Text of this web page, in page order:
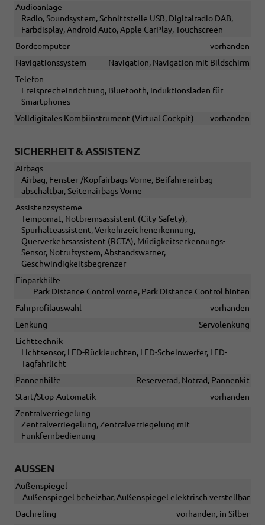
Audioanlage
Radio, Soundsystem, Schnittstelle USB, Digitalradio DAB,
Farbdisplay, Android Auto, Apple CarPlay, Touchscreen
Bordcomputer
vorhanden
Navigationssystem
Navigation, Navigation mit Bildschirm
Telefon
Freisprecheinrichtung, Bluetooth, Induktionsladen für
Smartphones
Volldigitales Kombiinstrument (Virtual Cockpit)
vorhanden
SICHERHEIT & ASSISTENZ
Airbags
Airbag, Fenster-/Kopfairbags Vorne, Beifahrerairbag
abschaltbar, Seitenairbags Vorne
Assistenzsysteme
Tempomat, Notbremsassistent (City-Safety),
Spurhalteassistent, Verkehrzeichenerkennung,
Querverkehrsassistent (RCTA), Müdigkeitserkennungs-
Sensor, Notrufsystem, Abstandswarner,
Geschwindigkeitsbegrenzer
Einparkhilfe
Park Distance Control vorne, Park Distance Control hinten
Fahrprofilauswahl
vorhanden
Lenkung
Servolenkung
Lichttechnik
Lichtsensor, LED-Rückleuchten, LED-Scheinwerfer, LED-
Tagfahrlicht
Pannenhilfe
Reserverad, Notrad, Pannenkit
Start/Stop-Automatik
vorhanden
Zentralverriegelung
Zentralverriegelung, Zentralverriegelung mit
Funkfernbedienung
AUSSEN
Außenspiegel
Außenspiegel beheizbar, Außenspiegel elektrisch verstellbar
Dachreling
vorhanden, in Silber